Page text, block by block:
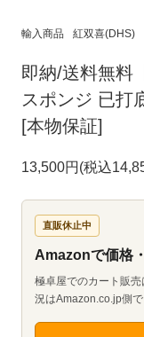
輸入商品 紅双喜(DHS)
即納/送料無料
スポンジ 已打
[本物保証]
13,500円(税込
直販休止中
Amazonで価格
極卓屋でのカート販
況はAmazon.co.jp側で